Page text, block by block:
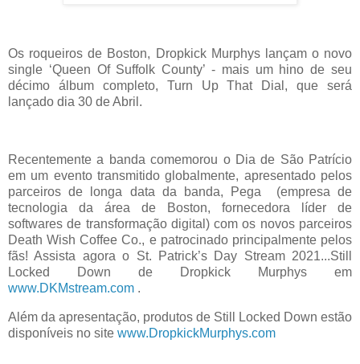
Os roqueiros de Boston, Dropkick Murphys lançam o novo
single ‘Queen Of Suffolk County’ - mais um hino de seu
décimo álbum completo, Turn Up That Dial, que será
lançado dia 30 de Abril.
Recentemente a banda comemorou o Dia de São Patrício
em um evento transmitido globalmente, apresentado pelos
parceiros de longa data da banda, Pega (empresa de
tecnologia da área de Boston, fornecedora líder de
softwares de transformação digital) com os novos parceiros
Death Wish Coffee Co., e patrocinado principalmente pelos
fãs! Assista agora o St. Patrick’s Day Stream 2021...Still
Locked Down de Dropkick Murphys em
www.DKMstream.com .
Além da apresentação, produtos de Still Locked Down estão
disponíveis no site www.DropkickMurphys.com